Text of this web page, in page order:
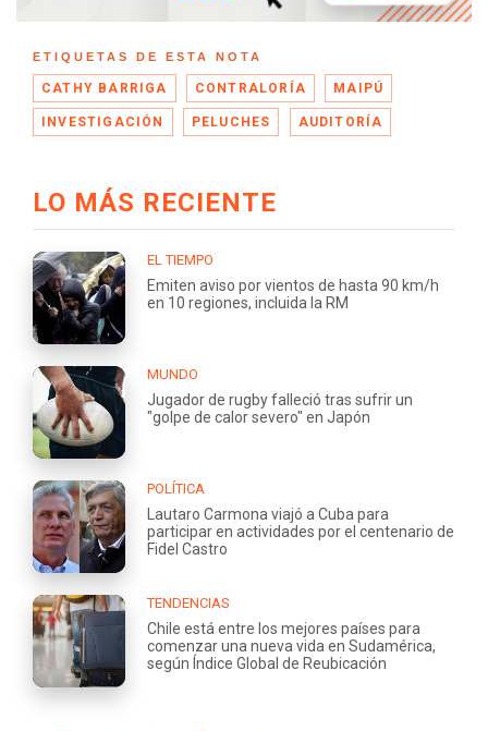
ETIQUETAS DE ESTA NOTA
CATHY BARRIGA CONTRALORÍA MAIPÚ
INVESTIGACIÓN PELUCHES AUDITORÍA
LO MÁS RECIENTE
EL TIEMPO
Emiten aviso por vientos de hasta 90 km/h
en 10 regiones, incluida la RM
MUNDO
Jugador de rugby falleció tras sufrir un
"golpe de calor severo" en Japón
POLÍTICA
Lautaro Carmona viajó a Cuba para
participar en actividades por el centenario de
Fidel Castro
TENDENCIAS
Chile está entre los mejores países para
comenzar una nueva vida en Sudamérica,
según Índice Global de Reubicación